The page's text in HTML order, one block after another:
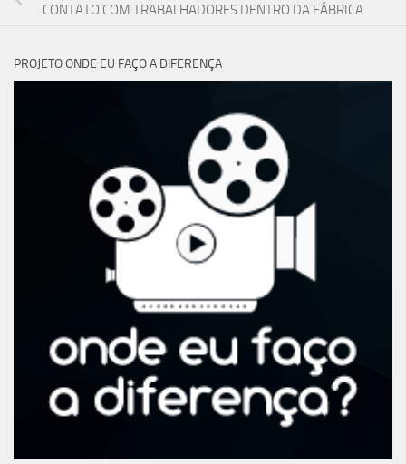
CONTATO COM TRABALHADORES DENTRO DA FÁBRICA
PROJETO ONDE EU FAÇO A DIFERENÇA